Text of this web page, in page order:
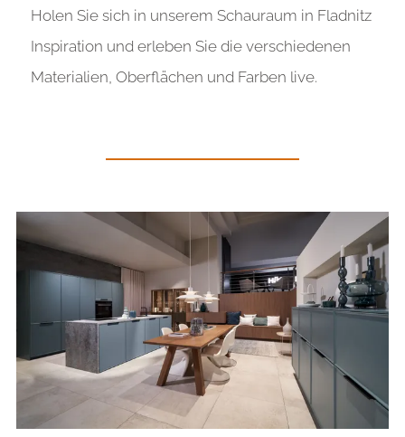
Holen Sie sich in unserem Schauraum in Fladnitz
Inspiration und erleben Sie die verschiedenen
Materialien, Oberflächen und Farben live.